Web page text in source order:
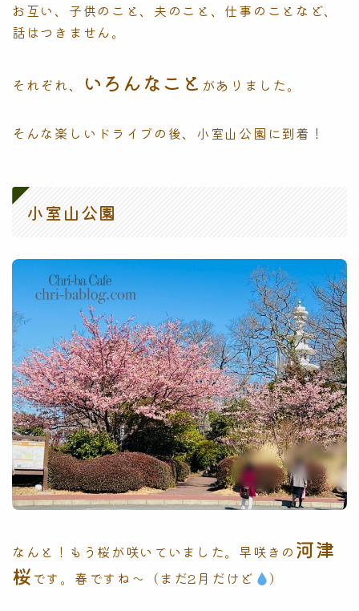
お互い、子供のこと、夫のこと、仕事のことなど、
話はつきません。
それぞれ、 いろんなこと がありました。
そんな楽しいドライブの後、小室山公園に到着！
小室山公園
なんと！もう桜が咲いていました。早咲きの 河津
桜 です。春ですね〜（まだ2月だけど ）